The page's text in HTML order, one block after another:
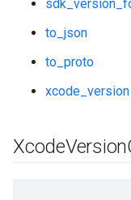
to_json
to_proto
xcode_version
XcodeVersion